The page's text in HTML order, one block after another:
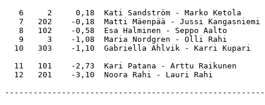
6     2     0,18  Kati Sandström - Marko Ketola
7   202    -0,18  Matti Mäenpää - Jussi
8   102    -0,58  Esa Halminen - Seppo Aalto
9     3    -1,08  Maria Nordgren - Olli Rahi
10   303    -1,10  Gabriella Ahlvik - Karri
11   101    -2,73  Kari Patana - Arttu Raikunen